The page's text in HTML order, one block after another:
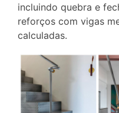
incluindo quebra e
reforços com vigas
calculadas.